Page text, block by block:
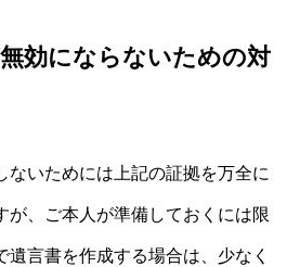
無効にならないための対
いためには上記の証拠を万全に
が、ご本人が準備しておくには限
遺言書を作成する場合は、少なく